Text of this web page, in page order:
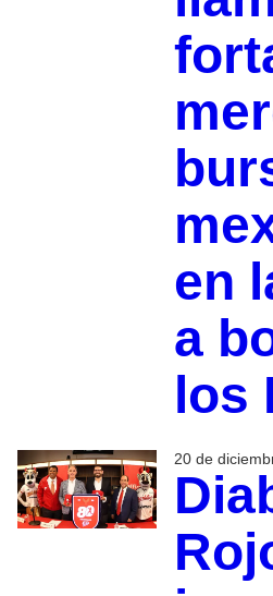
en
a
los
20 de